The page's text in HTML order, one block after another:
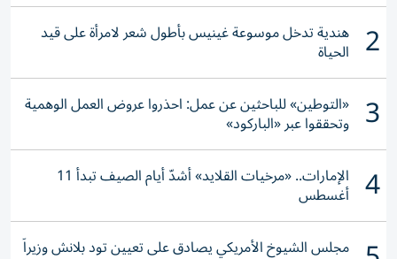
2 هندية تدخل موسوعة غينيس بأطول شعر لامرأة على قيد
الحياة
3 «التوطين» للباحثين عن عمل: احذروا عروض العمل الوهمية
وتحققوا عبر «الباركود»
4 الإمارات.. «مرخيات القلايد» أشدّ أيام الصيف تبدأ 11
أغسطس
مجلس الشيوخ الأمريكي يصادق على تعيين تود بلانش وزيراً